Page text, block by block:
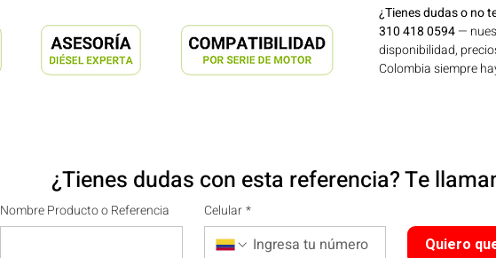
en Motores
¿Tienes dudas o no
310 418 0594—
disponibilidad,
Colombia siempre
¿Tienes dudas con esta referencia? Te
Nombre Producto o Referencia Celular *
Quiero